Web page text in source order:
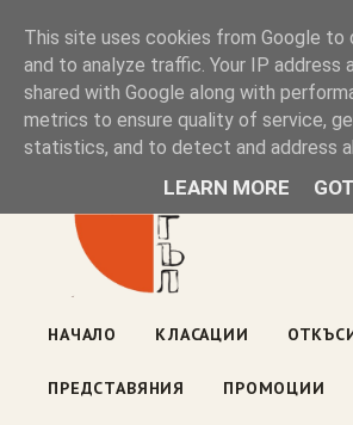
Книжен ъгъл
Блог на книжарницата — класации,
ул. „Оборище" 117, София· пон–пет
НАЧАЛО КЛАСАЦИИ
ПРЕДСТАВЯНИЯ ПРОМОЦИИ
This site uses cookies from Google to
and to analyze traffic. Your IP address
shared with Google along with
metrics to ensure quality of service,
statistics, and to detect and address
LEARN MORE